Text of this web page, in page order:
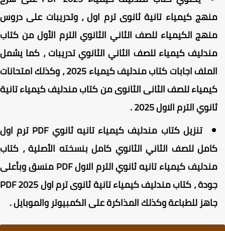
كيمياء تانية ثانوى ترم اول ، وتدريبات على دروس
الكيمياء للصف الثاني الثانوي الترم الأول من كتاب
كيمياء للصف الثاني الثانوي تدريبات ، كما يشمل
الملف اجابات كتاب مندليف كيمياء 2025 ، وكذلك امتحانات
للصف الثانى الثانوى من كتاب مندليف كيمياء تانية
الترم الاول 2025 .
تنزيل كتاب مندليف كيمياء تانيه ثانوي PDF ترم اول
للصف الثاني الثانوي كامل بنسخته الأصلية ، كتاب
مندليف كيمياء تانيه ثانوي الترم الاول PDF منسق وبأعلى
جودة ، كتاب مندليف كيمياء تانية ثانوى ترم اول 2025 PDF
للطباعة وكذلك المذاكرة على الكمبيوتر والموبايل .